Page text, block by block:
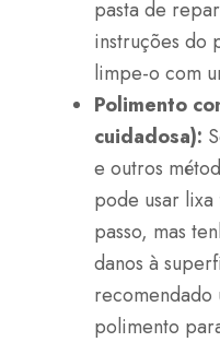
pasta de
instruções do
limpe-o com
Polimento
cuidadosa):
e outros
pode usar
passo, mas
danos à
recomendado
polimento